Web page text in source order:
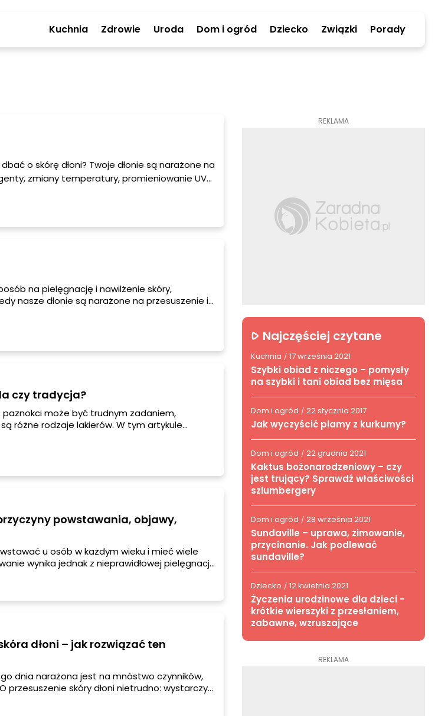
Kuchnia Zdrowie Uroda Dom i ogród Dziecko Związki Porady
o skórę dłoni? Twoje dłonie są narażone na
zmiany temperatury, promieniowanie UV
na pielęgnację i nawilżenie skóry,
nasze dłonie są narażone na przesuszenie i
czy tradycja?
może być trudnym zadaniem,
różne rodzaje lakierów. W tym artykule
powstawania, objawy,
u osób w każdym wieku i mieć wiele
wynika jednak z nieprawidłowej pielęgnacji
dłoni – jak rozwiązać ten
dnia narażona jest na mnóstwo czynników,
przesuszenie skóry dłoni nietrudno: wystarczy
REKLAMA
Najczęściej czytane
Kuchnia / 17 września 2021
Szybki obiad z niczego – pomysły
na szybki i tani obiad bez mięsa
Dom i ogród / 22 stycznia 2017
Jak wyczyścić plamy z kurkumy?
Dom i ogród / 22 grudnia 2021
Kaktus bożonarodzeniowy – czy
jest trujący? Sprawdź właściwości
szlumbergery
Dom i ogród / 28 września 2021
Sundaville – uprawa, zimowanie,
przycinanie. Jak podlewać
sundaville?
Dziecko / 12 kwietnia 2021
Życzenia urodzinowe dla dzieci -
krótkie wierszyki z przesłaniem,
zabawne, wzruszające
REKLAMA